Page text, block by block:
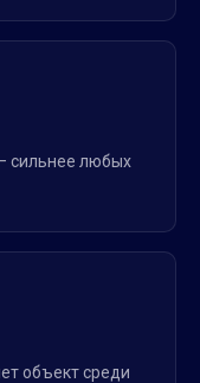
сильнее любых
объект среди